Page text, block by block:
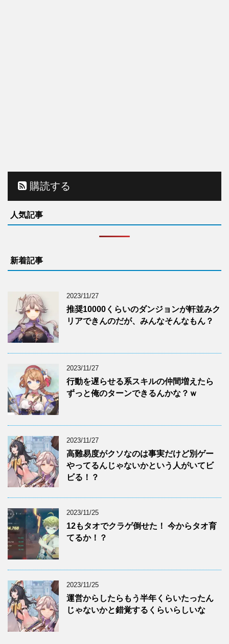
購読する
人気記事
新着記事
2023/11/27
推奨10000くらいのダンジョンが軒並みク
リアできんのだが、みんなそんなもん？
2023/11/27
行動を遅らせる系スキルの仲間増えたら
ずっと俺のターンできるんかな？ｗ
2023/11/27
高難易度がクソなのは事実だけど別ゲー
やってるんじゃないかという人がいてビ
ビる！？
2023/11/25
12もタオでクラゲ倒せた！ 今からタオ育
てるか！？
2023/11/25
運営からしたらもう半年くらいたったん
じゃないかと錯覚するくらいらしいな